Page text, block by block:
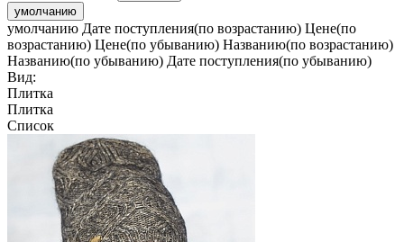
умолчанию
умолчанию Дате поступления(по возрастанию) Цене(по
возрастанию) Цене(по убыванию) Названию(по возрастанию)
Названию(по убыванию) Дате поступления(по убыванию)
Вид:
Плитка
Плитка
Список